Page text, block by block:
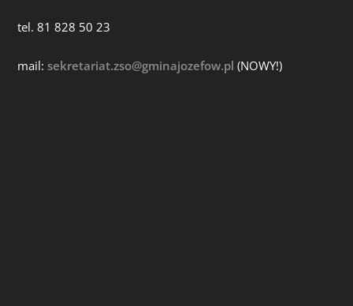
tel. 81 828 50 23
mail:sekretariat.zso@gminajozefow.pl (NOWY!)